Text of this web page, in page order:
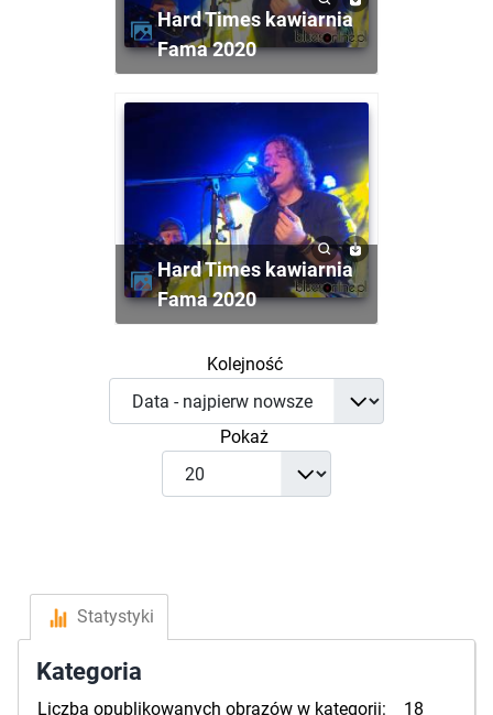
Hard Times kawiarnia
Fama 2020
Hard Times kawiarnia
Fama 2020
Kolejność
Pokaż
Statystyki
Kategoria
Liczba opublikowanych obrazów w kategorii:
18